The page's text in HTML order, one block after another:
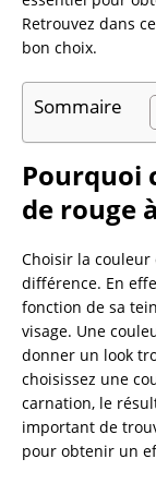
Retrouvez dans
bon choix.
Sommaire
Pourquoi
de rouge
Choisir la
différence. En
fonction de sa
visage. Une
donner un look
choisissez une
carnation, le
important de
pour obtenir un